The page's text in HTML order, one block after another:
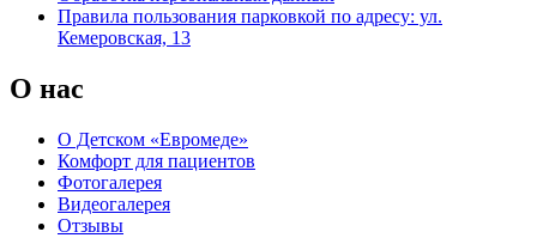
Правила пользования парковкой по адресу: ул.
Кемеровская, 13
О нас
О Детском «Евромеде»
Комфорт для пациентов
Фотогалерея
Видеогалерея
Отзывы